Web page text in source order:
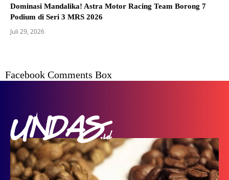
Dominasi Mandalika! Astra Motor Racing Team Borong 7
Podium di Seri 3 MRS 2026
Juli 29, 2026
Facebook Comments Box